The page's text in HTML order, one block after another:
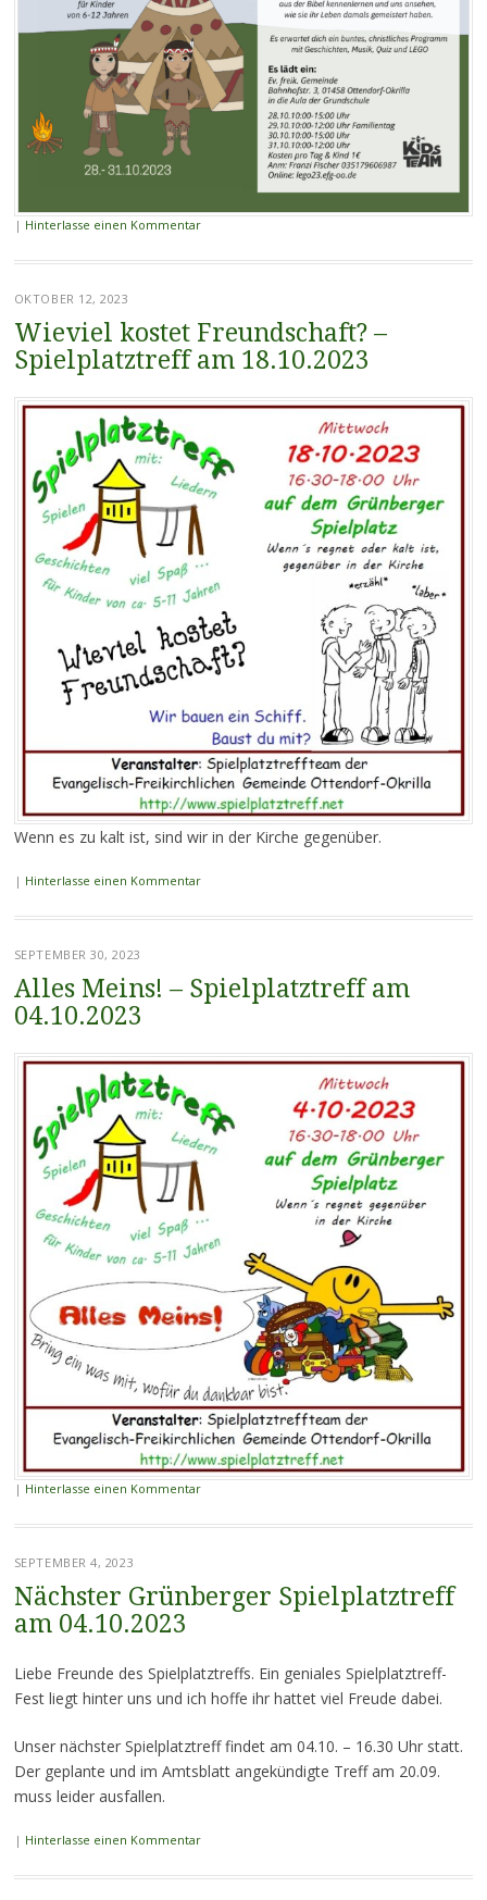
| Hinterlasse einen Kommentar
OKTOBER 12, 2023
Wieviel kostet Freundschaft? –
Spielplatztreff am 18.10.2023
Wenn es zu kalt ist, sind wir in der Kirche gegenüber.
| Hinterlasse einen Kommentar
SEPTEMBER 30, 2023
Alles Meins! – Spielplatztreff am
04.10.2023
| Hinterlasse einen Kommentar
SEPTEMBER 4, 2023
Nächster Grünberger Spielplatztreff
am 04.10.2023
Liebe Freunde des Spielplatztreffs. Ein geniales Spielplatztreff-
Fest liegt hinter uns und ich hoffe ihr hattet viel Freude dabei.
Unser nächster Spielplatztreff findet am 04.10. – 16.30 Uhr statt.
Der geplante und im Amtsblatt angekündigte Treff am 20.09.
muss leider ausfallen.
| Hinterlasse einen Kommentar